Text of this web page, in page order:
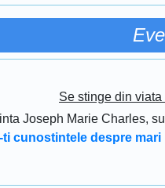
Se stinge din
Joseph Marie Charles,
ti cunostintele despre